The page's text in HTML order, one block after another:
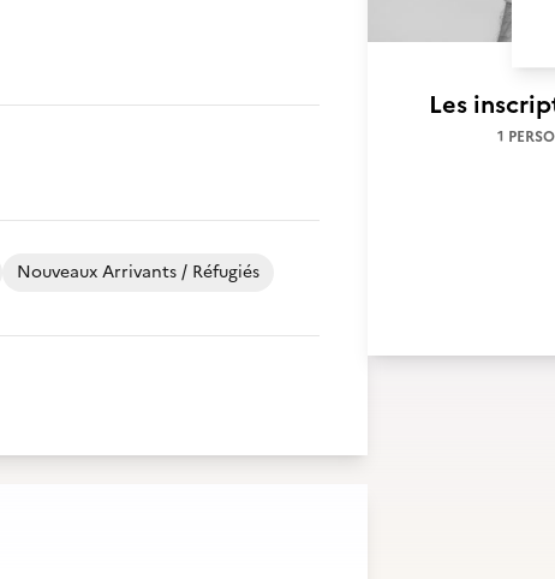
Nouveaux Arrivants / Réfugiés
Les
1